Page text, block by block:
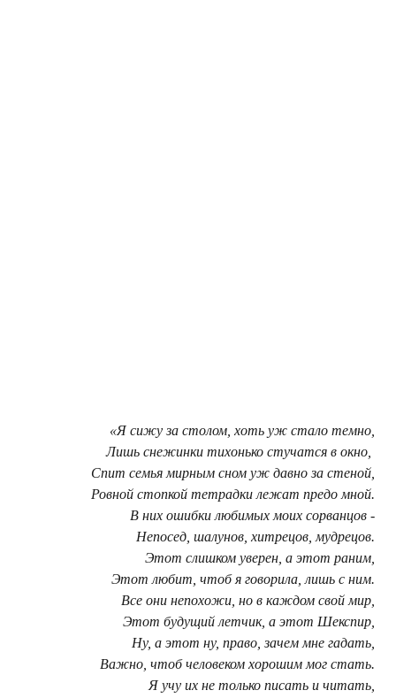
«Я сижу за столом, хоть уж стало темно,
Лишь снежинки тихонько стучатся в окно,
Спит семья мирным сном уж давно за стеной,
Ровной стопкой тетрадки лежат предо мной.
В них ошибки любимых моих сорванцов -
Непосед, шалунов, хитрецов, мудрецов.
Этот слишком уверен, а этот раним,
Этот любит, чтоб я говорила, лишь с ним.
Все они непохожи, но в каждом свой мир,
Этот будущий летчик, а этот Шекспир,
Ну, а этот ну, право, зачем мне гадать,
Важно, чтоб человеком хорошим мог стать.
Я учу их не только писать и читать,